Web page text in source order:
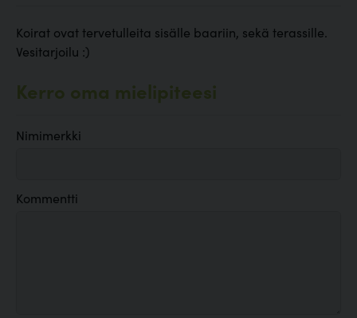
Koirat ovat tervetulleita sisälle baariin, sekä terassille.
Vesitarjoilu :)
Kerro oma mielipiteesi
Nimimerkki
Kommentti